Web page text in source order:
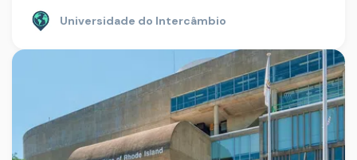
Universidade do Intercâmbio